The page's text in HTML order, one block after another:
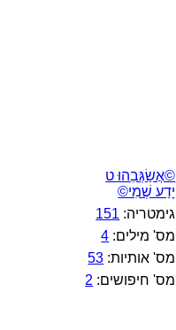
©אֲשַׂגְּבֵהוּ ט
יָדַע שְׁמִי©
גימטריה: 151
מס' מילים: 4
מס' אותיות: 53
מס' חיפושים: 2